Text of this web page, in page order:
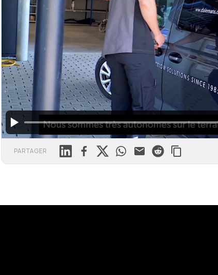
PARTAGER LinkedinFacebook
X WhatsApp
Mail Reddit